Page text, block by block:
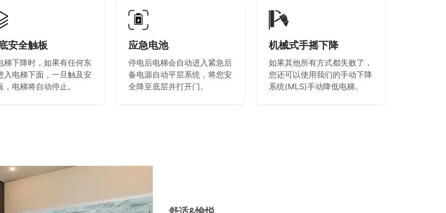
安全触板
梯下降时，如果有任何东
入电梯下面，一旦触及安
，电梯将自动停止。
应急电池
停电后电梯会自动进入紧急后
备电源自动平层系统，将您安
全降至底层并打开门。
机械式手摇下降
如果其他所有方式都失败了，
您还可以使用我们的手动下降
系统(MLS)手动降低电梯。